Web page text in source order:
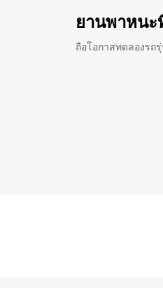
ยานพาหน
ถือโอกาสทดลองรถ